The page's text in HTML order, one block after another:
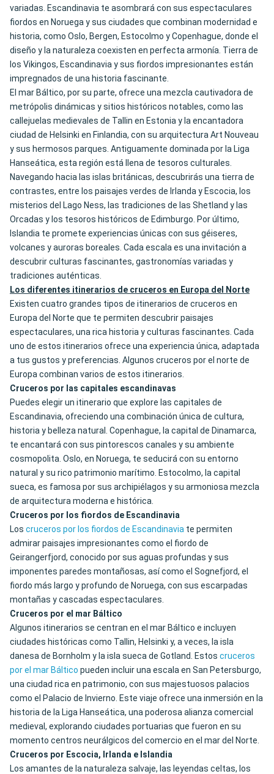
variadas. Escandinavia te asombrará con sus espectaculares
fiordos en Noruega y sus ciudades que combinan modernidad e
historia, como Oslo, Bergen, Estocolmo y Copenhague, donde el
diseño y la naturaleza coexisten en perfecta armonía. Tierra de
los Vikingos, Escandinavia y sus fiordos impresionantes están
impregnados de una historia fascinante.
El mar Báltico, por su parte, ofrece una mezcla cautivadora de
metrópolis dinámicas y sitios históricos notables, como las
callejuelas medievales de Tallin en Estonia y la encantadora
ciudad de Helsinki en Finlandia, con su arquitectura Art Nouveau
y sus hermosos parques. Antiguamente dominada por la Liga
Hanseática, esta región está llena de tesoros culturales.
Navegando hacia las islas británicas, descubrirás una tierra de
contrastes, entre los paisajes verdes de Irlanda y Escocia, los
misterios del Lago Ness, las tradiciones de las Shetland y las
Orcadas y los tesoros históricos de Edimburgo. Por último,
Islandia te promete experiencias únicas con sus géiseres,
volcanes y auroras boreales. Cada escala es una invitación a
descubrir culturas fascinantes, gastronomías variadas y
tradiciones auténticas.
Los diferentes itinerarios de cruceros en Europa del Norte
Existen cuatro grandes tipos de itinerarios de cruceros en
Europa del Norte que te permiten descubrir paisajes
espectaculares, una rica historia y culturas fascinantes. Cada
uno de estos itinerarios ofrece una experiencia única, adaptada
a tus gustos y preferencias. Algunos cruceros por el norte de
Europa combinan varios de estos itinerarios.
Cruceros por las capitales escandinavas
Puedes elegir un itinerario que explore las capitales de
Escandinavia, ofreciendo una combinación única de cultura,
historia y belleza natural. Copenhague, la capital de Dinamarca,
te encantará con sus pintorescos canales y su ambiente
cosmopolita. Oslo, en Noruega, te seducirá con su entorno
natural y su rico patrimonio marítimo. Estocolmo, la capital
sueca, es famosa por sus archipiélagos y su armoniosa mezcla
de arquitectura moderna e histórica.
Cruceros por los fiordos de Escandinavia
Los cruceros por los fiordos de Escandinavia te permiten
admirar paisajes impresionantes como el fiordo de
Geirangerfjord, conocido por sus aguas profundas y sus
imponentes paredes montañosas, así como el Sognefjord, el
fiordo más largo y profundo de Noruega, con sus escarpadas
montañas y cascadas espectaculares.
Cruceros por el mar Báltico
Algunos itinerarios se centran en el mar Báltico e incluyen
ciudades históricas como Tallin, Helsinki y, a veces, la isla
danesa de Bornholm y la isla sueca de Gotland. Estos cruceros
por el mar Báltico pueden incluir una escala en San Petersburgo,
una ciudad rica en patrimonio, con sus majestuosos palacios
como el Palacio de Invierno. Este viaje ofrece una inmersión en la
historia de la Liga Hanseática, una poderosa alianza comercial
medieval, explorando ciudades portuarias que fueron en su
momento centros neurálgicos del comercio en el mar del Norte.
Cruceros por Escocia, Irlanda e Islandia
Los amantes de la naturaleza salvaje, las leyendas celtas, los